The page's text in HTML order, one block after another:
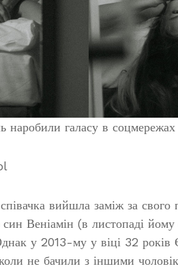
наробили галасу в соцмережах
вийшла заміж за свого
Веніамін (в листопаді йому
у 2013-му у віці 32 років
не бачили з іншими